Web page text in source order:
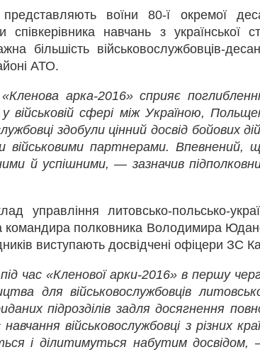
воїни 80-ї окремої
навчань з української
більшість військовослужбовців-
АТО.
арка-2016» сприяє
військовій сфері між Україною,
здобули цінний досвід бойових
військовими партнерами. Впевнений,
й успішними, — зазначив
управління литовсько-польсько-
командира полковника Володимира
виступають досвідчені офіцери ЗС
час «Кленової арки-2016» в першу
для військовослужбовців
підрозділів задля досягнення
військовослужбовці з різних
і ділитимуться набутим досвідом,